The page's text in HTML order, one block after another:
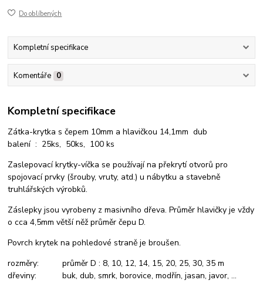
Do oblíbených
Kompletní specifikace
Komentáře 0
Kompletní specifikace
Zátka-krytka s čepem 10mm a hlavičkou 14,1mm dub
balení : 25ks, 50ks, 100 ks
Zaslepovací krytky-víčka se používají na překrytí otvorů pro
spojovací prvky (šrouby, vruty, atd.) u nábytku a stavebně
truhlářských výrobků.
Záslepky jsou vyrobeny z masivního dřeva. Průměr hlavičky je vždy
o cca 4,5mm větší něž průměr čepu D.
Povrch krytek na pohledové straně je broušen.
rozměry: průměr D : 8, 10, 12, 14, 15, 20, 25, 30, 35 m
dřeviny: buk, dub, smrk, borovice, modřín, jasan, javor, ...